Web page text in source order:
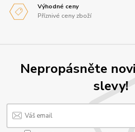
Výhodné ceny
Příznivé ceny zboží
Nepropásněte
slevy!